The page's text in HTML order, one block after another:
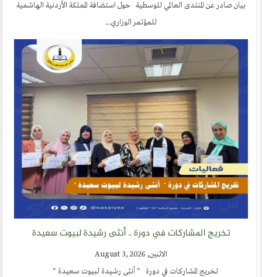
بيانات
ندوات
اخرى
مركز الدراسات
دراسات في الوسطية والتطرف والارهاب
من نحن
نشاطاتنا
أقسام المنتدى
إصدارات الوسطية
قطاع الشباب
بيان صادر عن المنتدى العالمي للوسطية حول استضافة المملكة الأردنية الهاشمية
للمؤتمر الوزاري...
تخريج المشاركات في دورة .. أنثى رشيدة لبيوت سعيدة
الاثنين, August 3, 2026
تخريج المشاركات في دورة " أنثى رشيدة لبيوت سعيدة "